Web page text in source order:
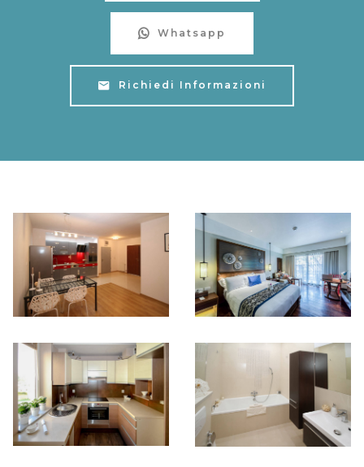
Whatsapp
Richiedi Informazioni